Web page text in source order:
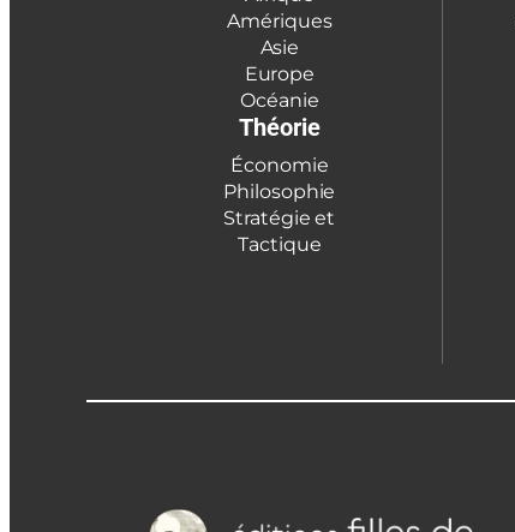
Amériques
Asie
Europe
Océanie
Théorie
Économie
Philosophie
Stratégie et
Tactique